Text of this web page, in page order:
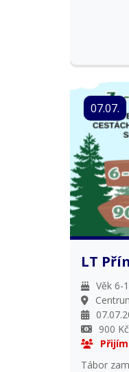
07.07.
LT
Věk 6-
900 Kč
Tábor